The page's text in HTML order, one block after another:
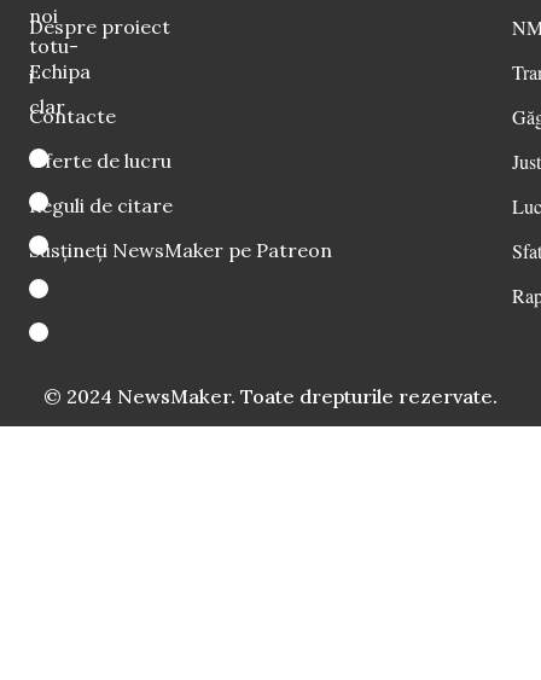
noi
totu-
i
clar
Despre proiect
Echipa
Contacte
Oferte de lucru
Reguli de citare
Susțineți NewsMaker pe Patreon
© 2024 NewsMaker. Toate drepturile rezervate.